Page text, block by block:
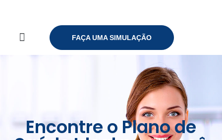
FAÇA UMA SIMULAÇÃO
Encontre o Plano de